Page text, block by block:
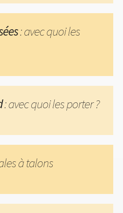
: avec quoi les
: avec quoi les porter ?
à talons